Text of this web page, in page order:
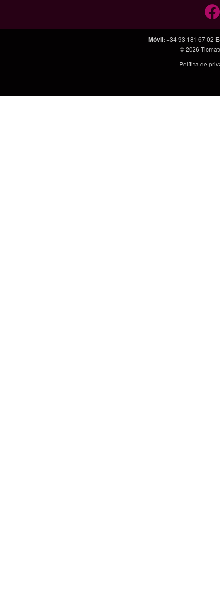
Móvil: +34 93 181 67 02
© 2026
Política de